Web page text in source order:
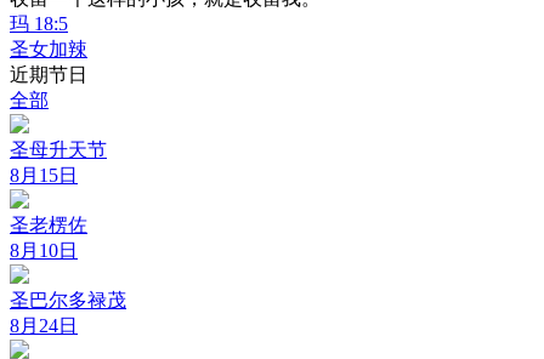
玛 18:5
圣女加辣
近期节日
全部
圣母升天节
8月15日
圣老楞佐
8月10日
圣巴尔多禄茂
8月24日